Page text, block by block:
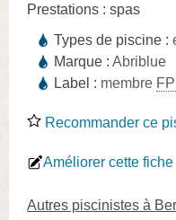
Prestations : spas
Types de piscine :
Marque : Abriblue
Label : membre
Recommander ce
Améliorer cette fiche
Autres piscinistes à